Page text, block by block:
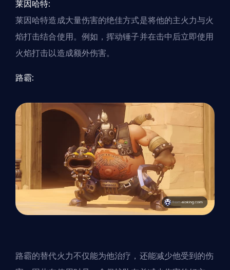
莱因哈特:
莱因哈特造成大量伤害的绝佳方式是将他的主火力与火
焰打击结合使用。例如，挥动锤子并在击中后立即使用
火焰打击以造成额外伤害。
路霸:
路霸的替代火力不仅能为他治疗，还能减少他受到的伤